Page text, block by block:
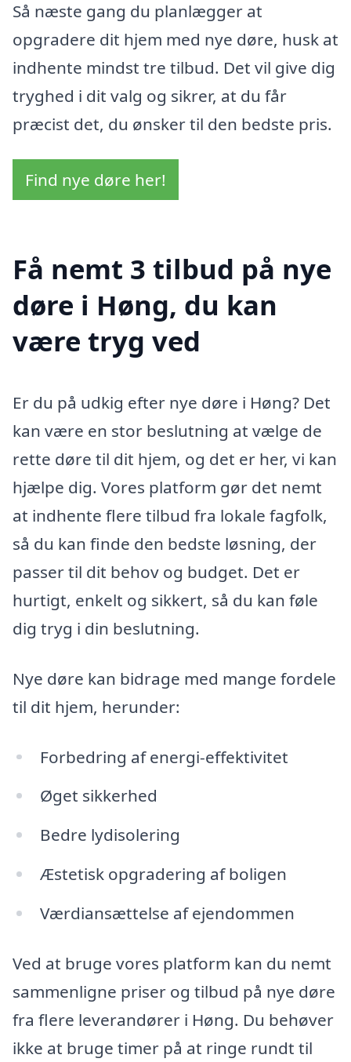
Så næste gang du planlægger at
opgradere dit hjem med nye døre, husk at
indhente mindst tre tilbud. Det vil give dig
tryghed i dit valg og sikrer, at du får
præcist det, du ønsker til den bedste pris.
Find nye døre her!
Få nemt 3 tilbud på nye
døre i Høng, du kan
være tryg ved
Er du på udkig efter nye døre i Høng? Det
kan være en stor beslutning at vælge de
rette døre til dit hjem, og det er her, vi kan
hjælpe dig. Vores platform gør det nemt
at indhente flere tilbud fra lokale fagfolk,
så du kan finde den bedste løsning, der
passer til dit behov og budget. Det er
hurtigt, enkelt og sikkert, så du kan føle
dig tryg i din beslutning.
Nye døre kan bidrage med mange fordele
til dit hjem, herunder:
Forbedring af energi-effektivitet
Øget sikkerhed
Bedre lydisolering
Æstetisk opgradering af boligen
Værdiansættelse af ejendommen
Ved at bruge vores platform kan du nemt
sammenligne priser og tilbud på nye døre
fra flere leverandører i Høng. Du behøver
ikke at bruge timer på at ringe rundt til